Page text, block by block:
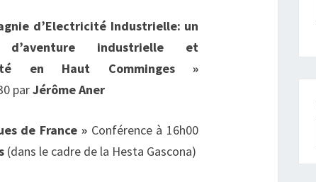
d’Electricité Industrielle: un
industrielle et
en Haut Comminges »
parJérôme Aner
de France » Conférence à 16h00
(dans le cadre de la Hesta Gascona)